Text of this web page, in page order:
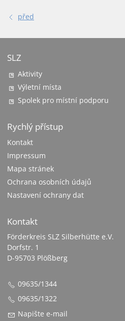
před
SLZ
Aktivity
Výletní místa
Spolek pro místní podporu
Rychlý přístup
Kontakt
Impressum
Mapa stránek
Ochrana osobních údajů
Nastavení ochrany dat
Kontakt
Förderkreis SLZ Silberhütte e.V.
Dorfstr. 1
D-95703 Plößberg
09635/1344
09635/1322
Napište e-mail